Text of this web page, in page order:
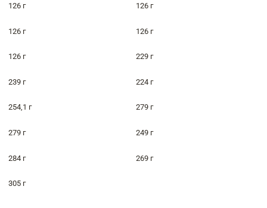
126 г 126 г
126 г 126 г
126 г 229 г
239 г 224 г
254,1 г 279 г
279 г 249 г
284 г 269 г
305 г